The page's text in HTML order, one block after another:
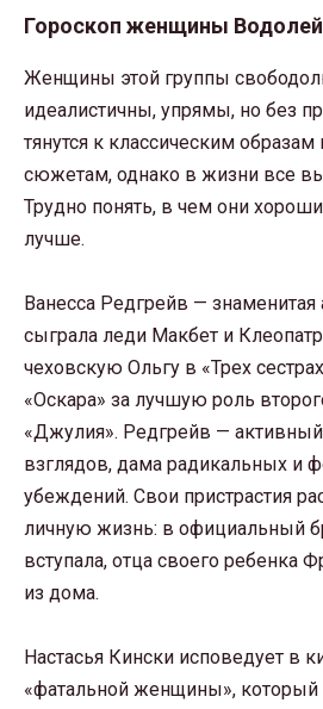
Гороскоп женщины
Женщины этой группы
идеалистичны, упрямы, но без
тянутся к классическим
сюжетам, однако в жизни все
Трудно понять, в чем они
лучше.
Ванесса Редгрейв — знаменитая
сыграла леди Макбет и
чеховскую Ольгу в «Трех
«Оскара» за лучшую роль
«Джулия». Редгрейв —
взглядов, дама радикальных и
убеждений. Свои пристрастия
личную жизнь: в официальный
вступала, отца своего ребенка
из дома.
Настасья Кински исповедует в
«фатальной женщины», который